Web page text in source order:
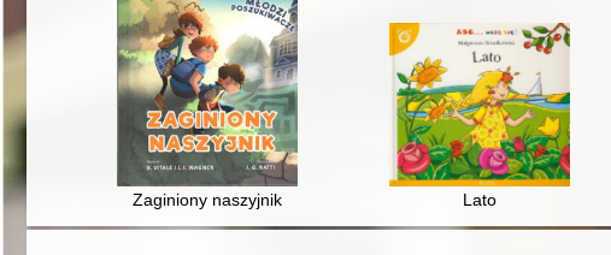
Zaginiony naszyjnik Lato